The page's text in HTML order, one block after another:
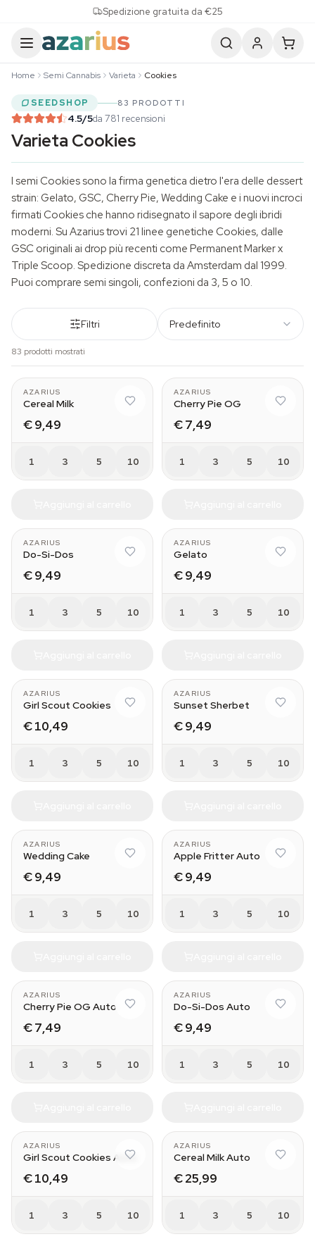
Spedizione gratuita da €25
Home Semi Cannabis Varieta Cookies
SEEDSHOP 83 PRODOTTI
4.5/5da 781 recensioni
Varieta Cookies
I semi Cookies sono la firma genetica dietro l'era delle dessert
strain: Gelato, GSC, Cherry Pie, Wedding Cake e i nuovi incroci
firmati Cookies che hanno ridisegnato il sapore degli ibridi
moderni. Su Azarius trovi 21 linee genetiche Cookies, dalle
GSC originali ai drop più recenti come Permanent Marker x
Triple Scoop. Spedizione discreta da Amsterdam dal 1999.
Puoi comprare semi singoli, confezioni da 3, 5 o 10.
Filtri Predefinito
83 prodotti mostrati
AZARIUS
Cereal Milk
€ 9,49
1 3 5 10
AZARIUS
Cherry Pie OG
€ 7,49
1 3 5 10
AZARIUS
Do-Si-Dos
€ 9,49
1 3 5 10
AZARIUS
Gelato
€ 9,49
1 3 5 10
AZARIUS
Girl Scout Cookies
€ 10,49
1 3 5 10
AZARIUS
Sunset Sherbet
€ 9,49
1 3 5 10
AZARIUS
Wedding Cake
€ 9,49
1 3 5 10
AZARIUS
Apple Fritter Auto
€ 9,49
1 3 5 10
AZARIUS
Cherry Pie OG Auto
€ 7,49
1 3 5 10
AZARIUS
Do-Si-Dos Auto
€ 9,49
1 3 5 10
AZARIUS
Girl Scout Cookies Auto
€ 10,49
1 3 5 10
AZARIUS
Cereal Milk Auto
€ 25,99
1 3 5 10